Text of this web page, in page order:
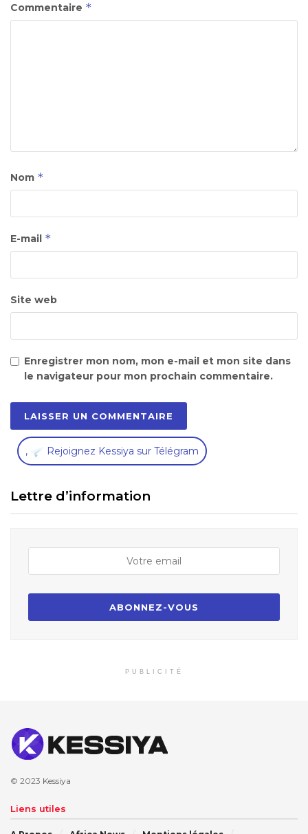
Commentaire *
Nom *
E-mail *
Site web
Enregistrer mon nom, mon e-mail et mon site dans
le navigateur pour mon prochain commentaire.
, Rejoignez Kessiya sur Télégram
Lettre d’information
PUBLICITÉ
© 2023 Kessiya
Liens utiles